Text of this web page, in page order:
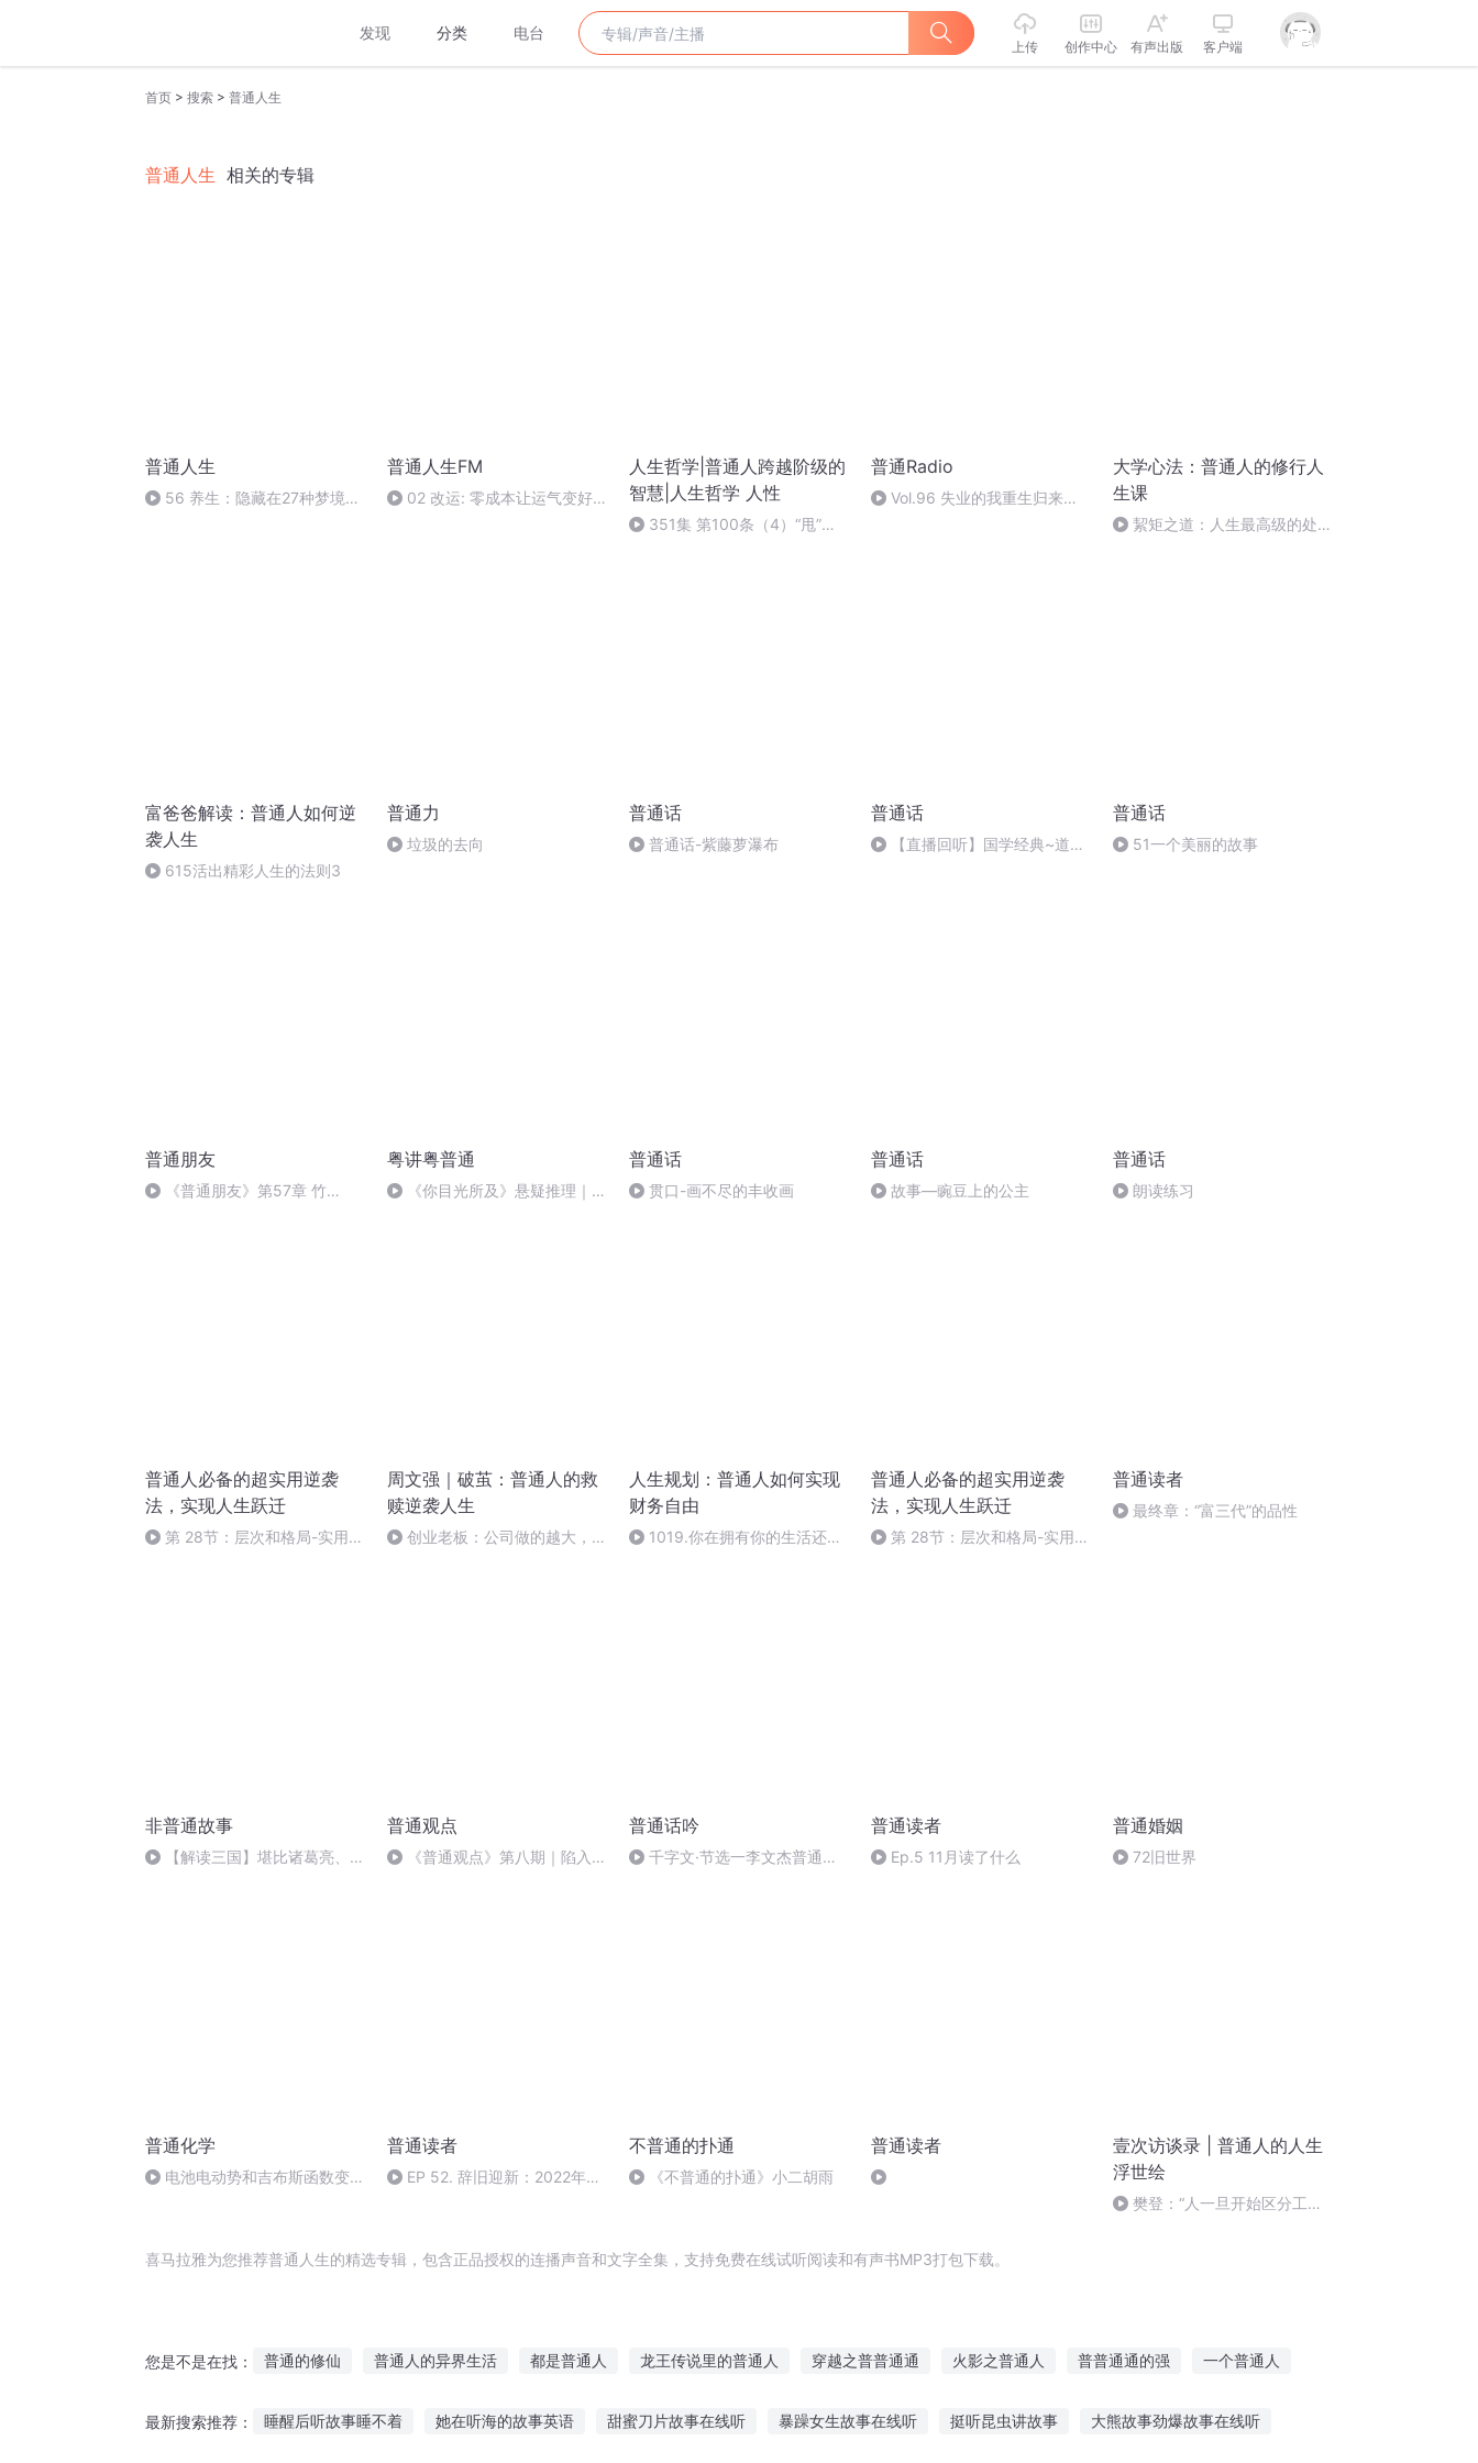
发现 分类 电台
上传 创作中心 有声出版 客户端
首页 > 搜索 > 普通人生
普通人生 相关的专辑
普通人生
56 养生：隐藏在27种梦境里
普通人生FM
02 改运: 零成本让运气变好
人生哲学|普通人跨越阶级的
智慧|人生哲学 人性
351集 第100条（4）“甩”开
普通Radio
Vol.96 失业的我重生归来，
大学心法：普通人的修行人
生课
絜矩之道：人生最高级的处事
富爸爸解读：普通人如何逆
袭人生
615活出精彩人生的法则3
普通力
垃圾的去向
普通话
普通话-紫藤萝瀑布
普通话
【直播回听】国学经典~道德
普通话
51一个美丽的故事
普通朋友
《普通朋友》第57章 竹
粤讲粤普通
《你目光所及》悬疑推理｜粤
普通话
贯口-画不尽的丰收画
普通话
故事—豌豆上的公主
普通话
朗读练习
普通人必备的超实用逆袭
法，实现人生跃迁
第 28节：层次和格局-实用价
周文强｜破茧：普通人的救
赎逆袭人生
创业老板：公司做的越大，我
人生规划：普通人如何实现
财务自由
1019.你在拥有你的生活还是
普通人必备的超实用逆袭
法，实现人生跃迁
第 28节：层次和格局-实用价
普通读者
最终章：“富三代”的品性
非普通故事
【解读三国】堪比诸葛亮、不
普通观点
《普通观点》第八期｜陷入风
普通话吟
千字文·节选一李文杰普通话
普通读者
Ep.5 11月读了什么
普通婚姻
72旧世界
普通化学
电池电动势和吉布斯函数变的
普通读者
EP 52. 辞旧迎新：2022年最
不普通的扑通
《不普通的扑通》小二胡雨
普通读者
壹次访谈录 | 普通人的人生
浮世绘
樊登：“人一旦开始区分工作
喜马拉雅为您推荐普通人生的精选专辑，包含正品授权的连播声音和文字全集，支持免费在线试听阅读和有声书MP3打包下载。
您是不是在找： 普通的修仙 普通人的异界生活 都是普通人 龙王传说里的普通人 穿越之普普通通 火影之普通人 普普通通的强 一个普通人
最新搜索推荐： 睡醒后听故事睡不着 她在听海的故事英语 甜蜜刀片故事在线听 暴躁女生故事在线听 挺听昆虫讲故事 大熊故事劲爆故事在线听